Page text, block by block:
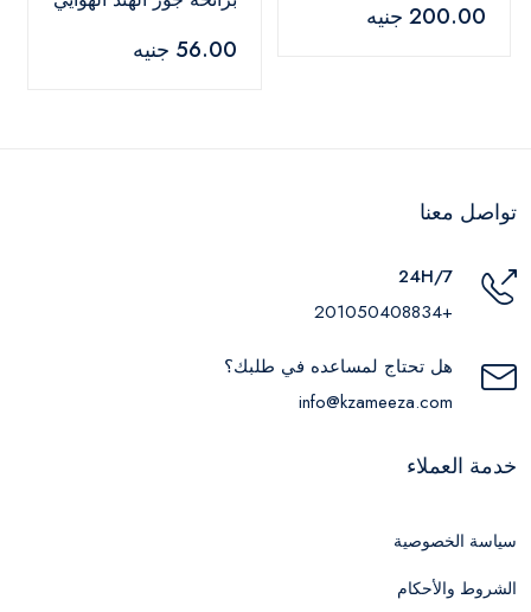
200.00 جنيه
56.00 جنيه
تواصل معنا
24H/7
+201050408834
هل تحتاج لمساعده في طلبك؟
info@kzameeza.com
خدمة العملاء
سياسة الخصوصية
الشروط والأحكام